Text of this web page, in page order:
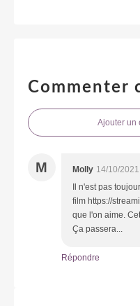
Commenter
Ajouter un
M Molly 14/10/
Il n'est pas
film https://
que l'on aime.
Ça passera...
Répondre